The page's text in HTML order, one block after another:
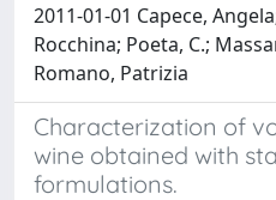
2011-01-01 Capece,
Rocchina; Poeta, C.;
Romano, Patrizia
Characterization of
wine obtained with
formulations.